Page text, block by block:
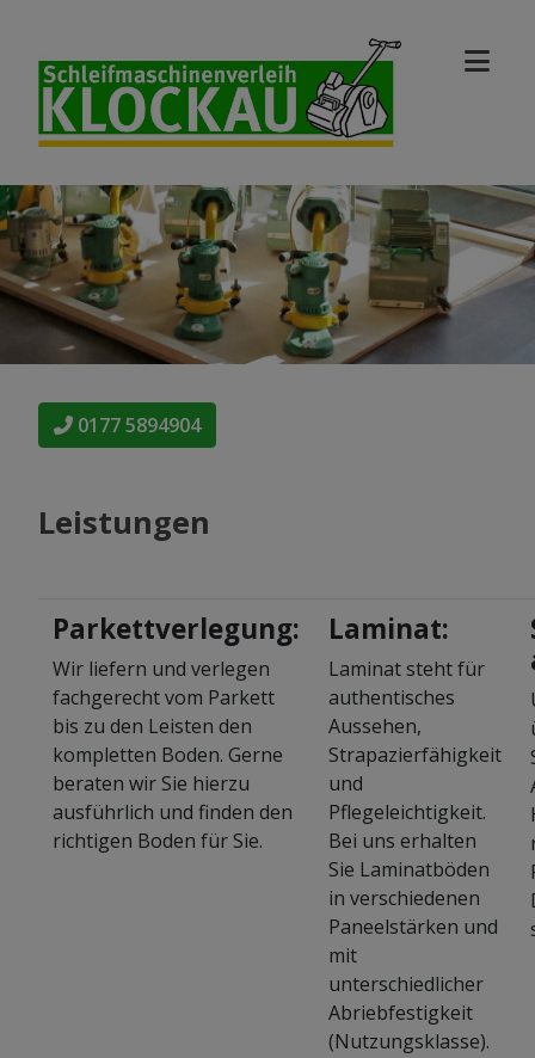
0177 5894904
Leistungen
Parkettverlegung:
Wir liefern und verlegen
fachgerecht vom Parkett
bis zu den Leisten den
kompletten Boden. Gerne
beraten wir Sie hierzu
ausführlich und finden den
richtigen Boden für Sie.
Laminat:
Laminat steht für
authentisches
Aussehen,
Strapazierfähigkeit
und
Pflegeleichtigkeit.
Bei uns erhalten
Sie Laminatböden
in verschiedenen
Paneelstärken und
mit
unterschiedlicher
Abriebfestigkeit
(Nutzungsklasse).